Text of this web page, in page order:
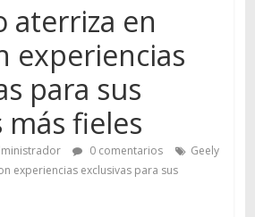
aterriza en
experiencias
para sus
más fieles
0 comentarios
Geely
experiencias exclusivas para sus